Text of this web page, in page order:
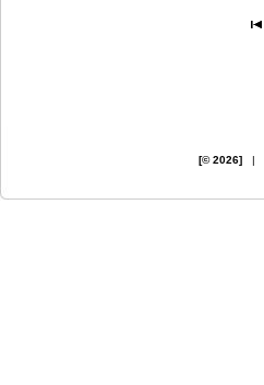
[© 2026] |